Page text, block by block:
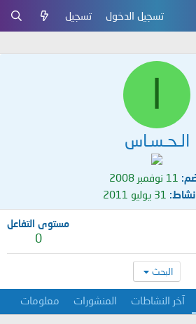
تسجيل الدخول تسجيل
الـحـسـاس
11 نوفمبر 2008
نشاط
31 يوليو 2011
مستوى التفاعل
0
البحث
آخر النشاطات المنشورات معلومات